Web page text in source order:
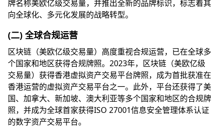
牌名称美欧亿级交易量，并推出全新的品牌标识，标志着其
向全球化、多元化发展的战略转型。
(二) 全球合规运营
区块链（美欧亿级交易量）高度重视合规运营，已在全球多
个国家和地区获得合规牌照。2023年，区块链（美欧亿级
交易量）获得香港虚拟资产交易平台牌照，成为首批获准在
香港运营的虚拟资产交易平台之一。此外，平台还获得了美
国、加拿大、新加坡、澳大利亚等多个国家和地区的合规牌
照，并成为全球首家获得ISO 27001信息安全管理体系认证
的数字资产交易平台。